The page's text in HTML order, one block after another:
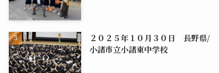
２０２５年１０月３０日 長野県/
小諸市立小諸東中学校